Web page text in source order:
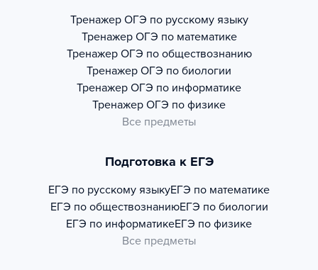
Тренажер ОГЭ по русскому языку
Тренажер ОГЭ по математике
Тренажер ОГЭ по обществознанию
Тренажер ОГЭ по биологии
Тренажер ОГЭ по информатике
Тренажер ОГЭ по физике
Все предметы
Подготовка к ЕГЭ
ЕГЭ по русскому языкуЕГЭ по математике
ЕГЭ по обществознаниюЕГЭ по биологии
ЕГЭ по информатикеЕГЭ по физике
Все предметы